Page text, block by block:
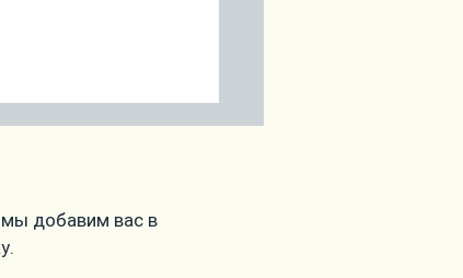
добавим вас в